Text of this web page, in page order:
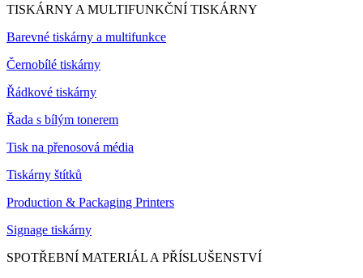
TISKÁRNY A MULTIFUNKČNÍ TISKÁRNY
Barevné tiskárny a multifunkce
Černobílé tiskárny
Řádkové tiskárny
Řada s bílým tonerem
Tisk na přenosová média
Tiskárny štítků
Production & Packaging Printers
Signage tiskárny
SPOTŘEBNÍ MATERIÁL A PŘÍSLUŠENSTVÍ